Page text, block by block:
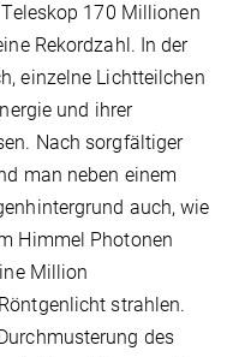
170 Millionen
Rekordzahl. In der
einzelne Lichtteilchen
und ihrer
Nach sorgfältiger
man neben einem
auch, wie
Himmel Photonen
Million
strahlen.
des